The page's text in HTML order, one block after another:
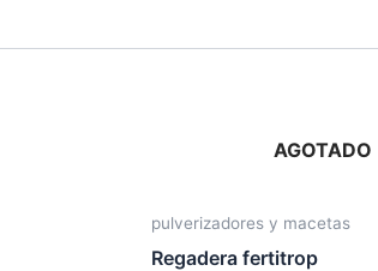
AGOTADO
pulverizadores y macetas
Regadera fertitrop